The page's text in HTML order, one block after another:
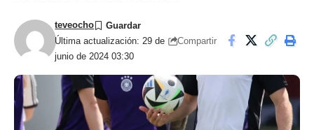
Última actualización: 29 de
junio de 2024 03:30
teveocho
Compartir